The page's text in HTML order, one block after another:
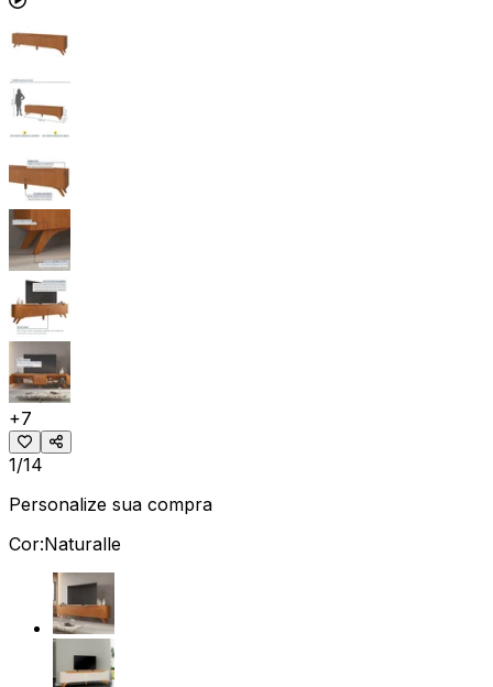
+7
1/14
Personalize sua compra
Cor:Naturalle